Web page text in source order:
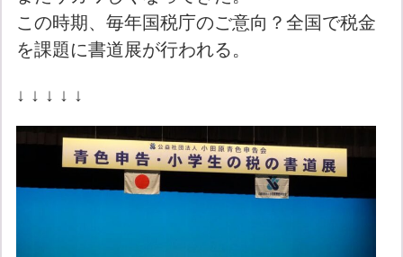
この時期、毎年国税庁のご意向？全国で税金
を課題に書道展が行われる。
↓ ↓ ↓ ↓ ↓